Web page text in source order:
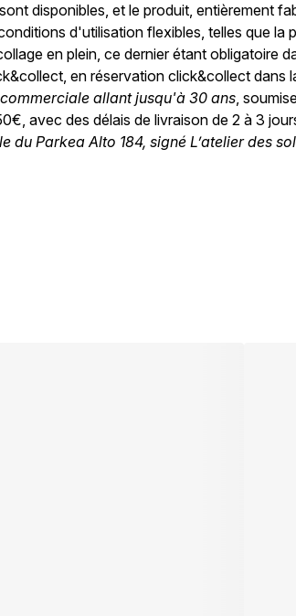
disponibles, et le produit, entièrement
d'utilisation flexibles, telles que
en plein, ce dernier étant obligatoire
en réservation click&collect
allant jusqu'à 30 ans,
avec des délais de livraison de 2 à 3
Parkea Alto 184, signé L’atelier des